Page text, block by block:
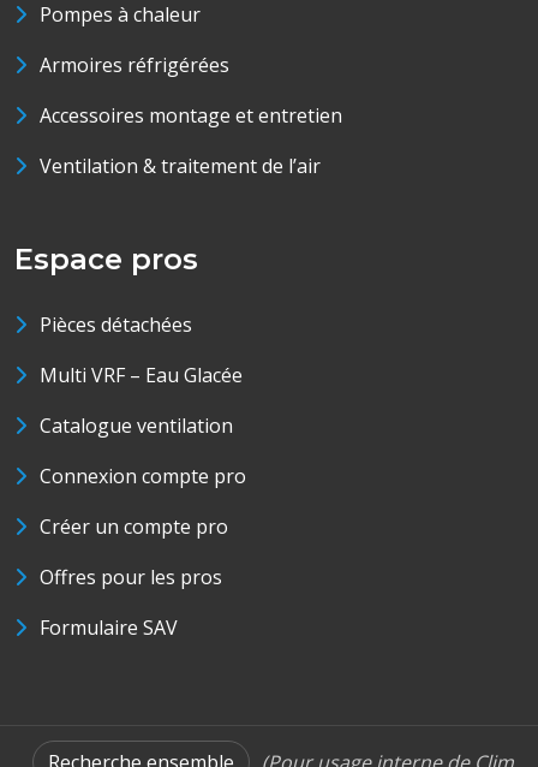
Pompes à chaleur
Armoires réfrigérées
Accessoires montage et entretien
Ventilation & traitement de l’air
Espace pros
Pièces détachées
Multi VRF – Eau Glacée
Catalogue ventilation
Connexion compte pro
Créer un compte pro
Offres pour les pros
Formulaire SAV